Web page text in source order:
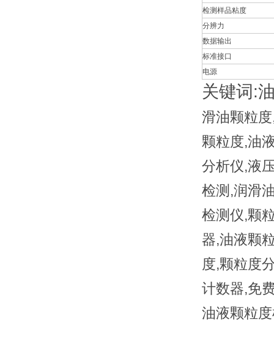
检测样品粘度
分辨力
数据输出
标准接口
电源
关键词:
滑油颗粒
颗粒度,油
分析仪,液
检测,润滑
检测仪,颗
器,油液颗
度,颗粒度
计数器,免
油液颗粒